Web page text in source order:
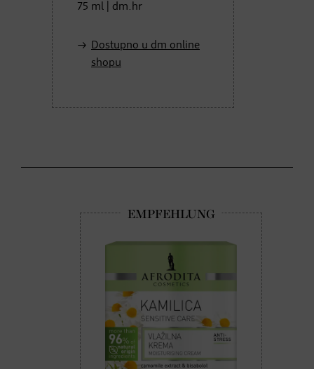
75 ml | dm.hr
Dostupno u dm online
shopu